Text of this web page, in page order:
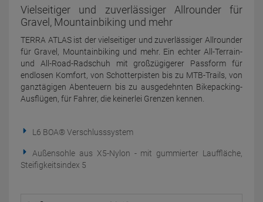
Vielseitiger und zuverlässiger Allrounder für
Gravel, Mountainbiking und mehr
TERRA ATLAS ist der vielseitiger und zuverlässiger Allrounder
für Gravel, Mountainbiking und mehr. Ein echter All-Terrain-
und All-Road-Radschuh mit großzügigerer Passform für
endlosen Komfort, von Schotterpisten bis zu MTB-Trails, von
ganztägigen Abenteuern bis zu ausgedehnten Bikepacking-
Ausflügen, für Fahrer, die keinerlei Grenzen kennen.
L6 BOA® Verschlusssystem
Außensohle aus X5-Nylon - mit gummierter Lauffläche,
Steifigkeitsindex 5